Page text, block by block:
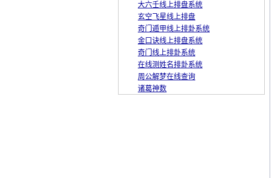
大六壬线上排盘系统
玄空飞星线上排盘
奇门遁甲线上排卦系统
金口诀线上排盘系统
奇门线上排卦系统
在线测姓名排卦系统
周公解梦在线查询
诸葛神数